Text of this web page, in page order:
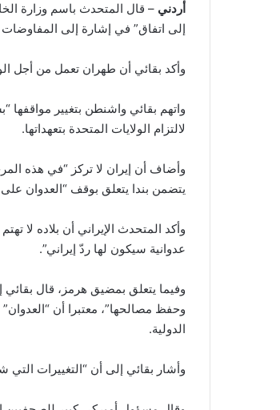
أردني – قال المتحدث باسم وزارة
إلى اتفاق” في إشارة إلى المفاوضات
وأكد بقائي أن طهران تعمل من أجل
واتهم بقائي واشنطن بتغيير
لالتزام الولايات المتحدة بتعهداتها.
وأضاف أن إيران لا تركز “في هذه
يتضمن بندا يتعلق بوقف “العدوان على
وأكد المتحدث الإيراني أن بلاده لا
عدوانية سيكون لها ردّ إيراني”.
وفيما يتعلق بمضيق هرمز، قال
وحفظ مصالحها”، معتبرا أن “العدوان”
الدولية.
وأشار بقائي إلى أن “التغييرات